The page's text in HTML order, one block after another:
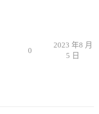
0
2023 年8 月
5 日